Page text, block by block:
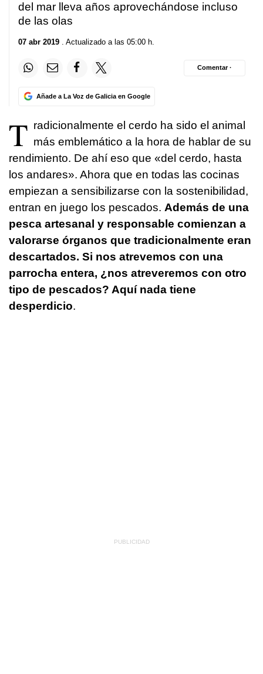
del mar lleva años aprovechándose incluso
de las olas
07 abr 2019 . Actualizado a las 05:00 h.
Añade a La Voz de Galicia en Google
Comentar ·
T radicionalmente el cerdo ha sido el animal
más emblemático a la hora de hablar de su
rendimiento. De ahí eso que «del cerdo, hasta
los andares». Ahora que en todas las cocinas
empiezan a sensibilizarse con la sostenibilidad,
entran en juego los pescados. Además de una
pesca artesanal y responsable comienzan a
valorarse órganos que tradicionalmente eran
descartados. Si nos atrevemos con una
parrocha entera, ¿nos atreveremos con otro
tipo de pescados? Aquí nada tiene
desperdicio.